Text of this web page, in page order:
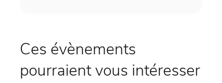
Ces évènements
pourraient vous intéresser